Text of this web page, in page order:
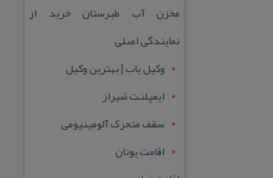
مخزن آب طبرستان خرید از
نمایندگی اصلی
وکیل یاب | بهترین وکیل
ایمپلنت شیراز
سقف متحرک آلومینیومی
اقامت یونان